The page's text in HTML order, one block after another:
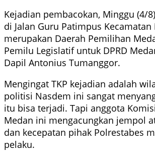
Kejadian pembacokan, Minggu (4/
di Jalan Guru Patimpus
merupakan Daerah Pemilihan
Pemilu Legislatif untuk DPRD
Dapil Antonius Tumanggor.
Mengingat TKP kejadian adalah
politisi Nasdem ini sangat
itu bisa terjadi. Tapi anggota
Medan ini mengacungkan jempol
dan kecepatan pihak Polrestabes
pelaku.